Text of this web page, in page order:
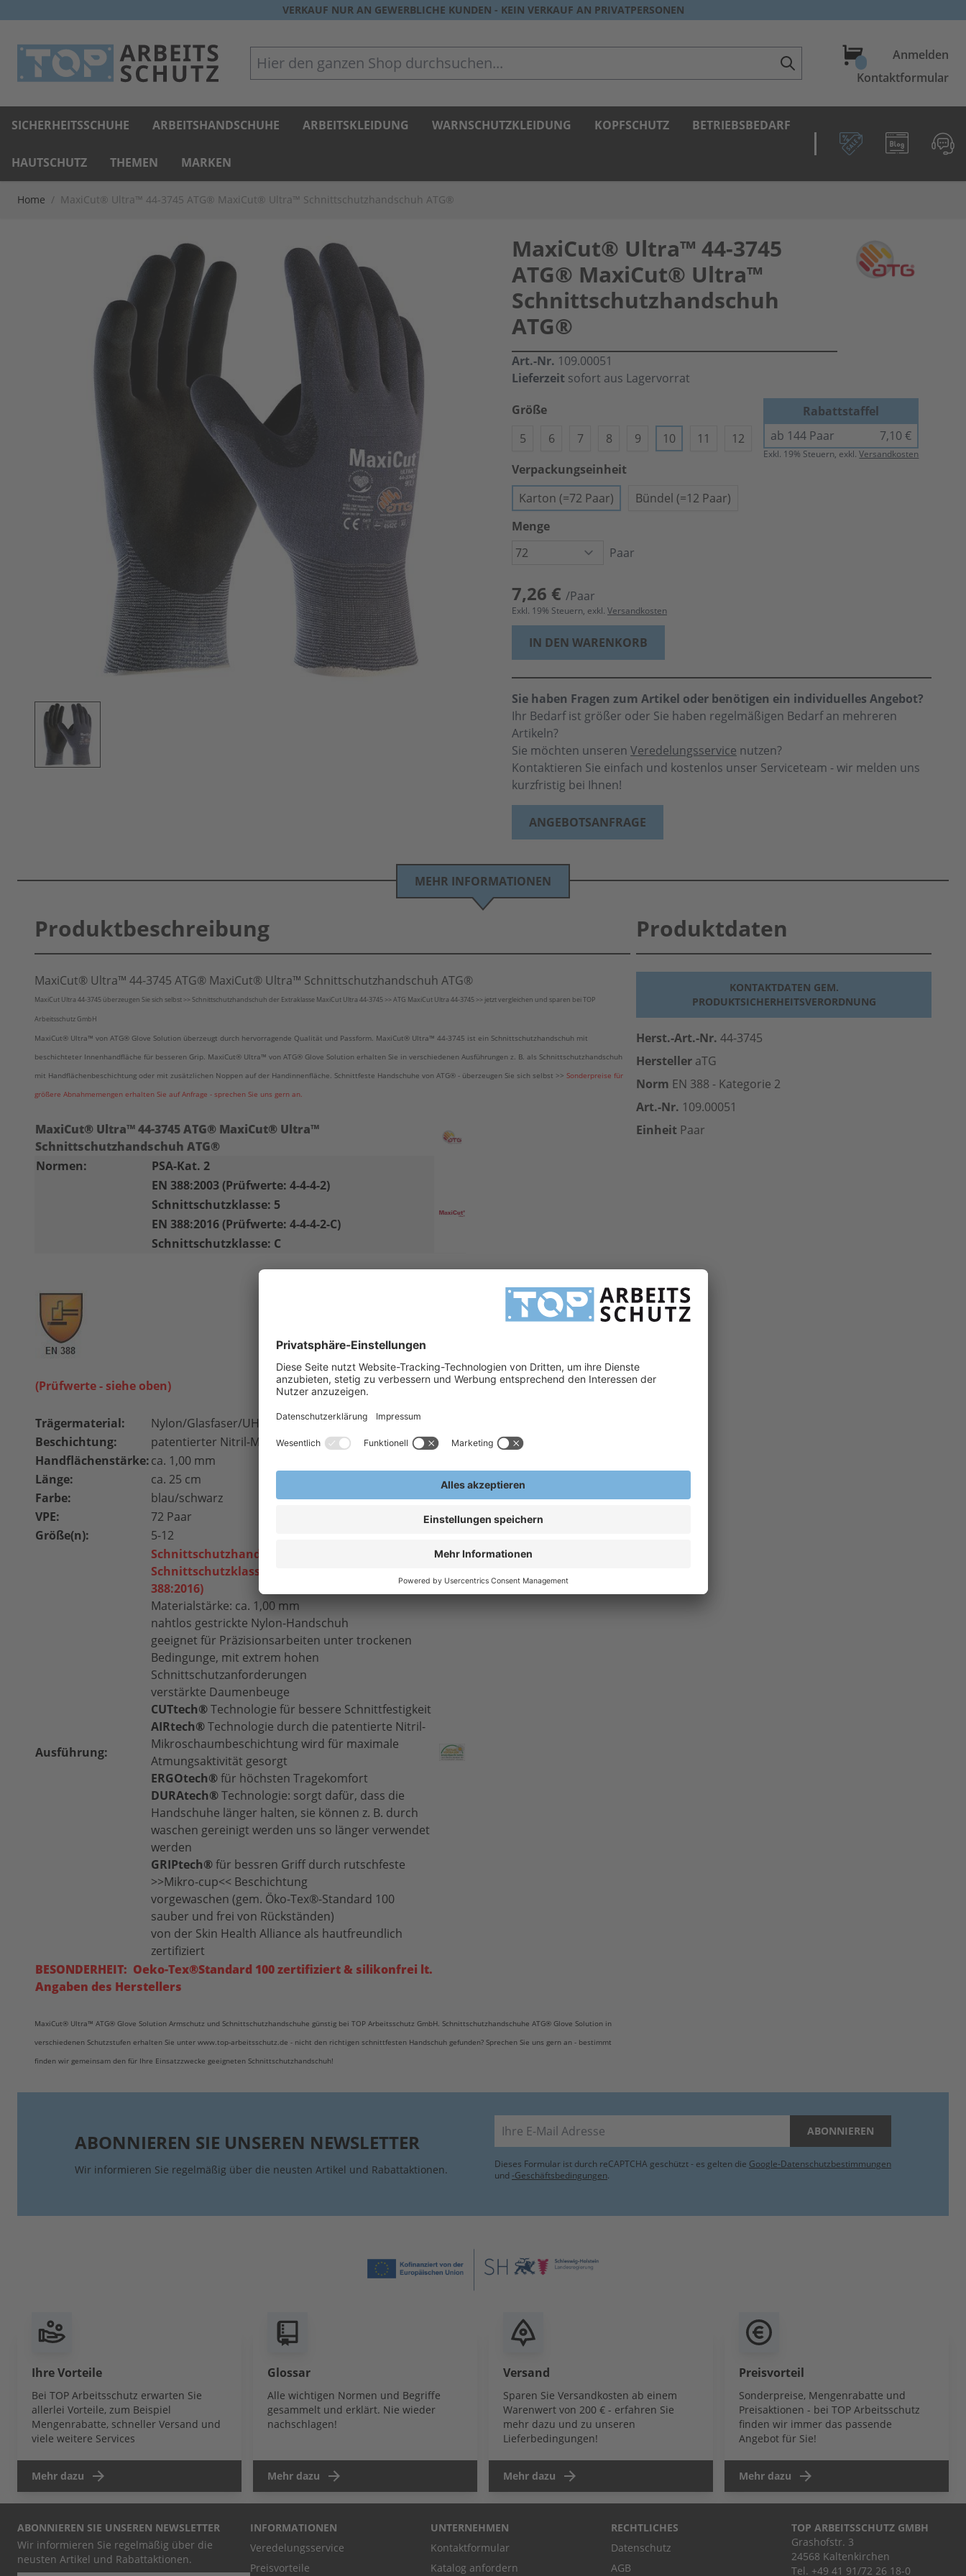
VERKAUF NUR AN GEWERBLICHE KUNDEN - KEIN VERKAUF AN PRIVATPERSONEN
Hier den ganzen Shop durchsuchen... WarenkorbAnmelden
Kontaktformular
SICHERHEITSSCHUHE ARBEITSHANDSCHUHE ARBEITSKLEIDUNG WARNSCHUTZKLEIDUNG KOPFSCHUTZ BETRIEBSBEDARF
HAUTSCHUTZ THEMEN MARKEN
Home / MaxiCut® Ultra™ 44-3745 ATG® MaxiCut® Ultra™ Schnittschutzhandschuh ATG®
MaxiCut® Ultra™ 44-3745
ATG® MaxiCut® Ultra™
Schnittschutzhandschuh
ATG®
Art.-Nr. 109.00051
Lieferzeit sofort aus Lagervorrat
Größe
5
6 7 8 9 10 11
12
Verpackungseinheit
Karton (=72 Paar)
Bündel (=12 Paar)
Menge
Paar
7,26 € /Paar
Exkl. 19% Steuern, exkl. Versandkosten
Rabattstaffel
ab 144 Paar
7,10 €
Exkl. 19% Steuern, exkl.Versandkosten
IN DEN WARENKORB
Sie haben Fragen zum Artikel oder benötigen ein individuelles Angebot?
Ihr Bedarf ist größer oder Sie haben regelmäßigen Bedarf an mehreren
Artikeln?
Sie möchten unseren Veredelungsservice nutzen?
Kontaktieren Sie einfach und kostenlos unser Serviceteam - wir melden uns
kurzfristig bei Ihnen!
ANGEBOTSANFRAGE
MEHR INFORMATIONEN
Produktbeschreibung
MaxiCut® Ultra™ 44-3745 ATG® MaxiCut® Ultra™ Schnittschutzhandschuh ATG®
MaxiCut Ultra 44-3745 überzeugen Sie sich selbst >> Schnittschutzhandschuh der Extraklasse MaxiCut Ultra 44-3745 >> ATG MaxiCut Ultra 44-3745 >> jetzt vergleichen und sparen bei TOP
Arbeitsschutz GmbH
MaxiCut® Ultra™ von ATG® Glove Solution überzeugt durch hervorragende Qualität und Passform. MaxiCut® Ultra™ 44-3745 ist ein Schnittschutzhandschuh mit
beschichteter Innenhandfläche für besseren Grip. MaxiCut® Ultra™ von ATG® Glove Solution erhalten Sie in verschiedenen Ausführungen z. B. als Schnittschutzhandschuh
mit Handflächenbeschichtung oder mit zusätzlichen Noppen auf der Handinnenfläche. Schnittfeste Handschuhe von ATG® - überzeugen Sie sich selbst >> Sonderpreise für
größere Abnahmemengen erhalten Sie auf Anfrage - sprechen Sie uns gern an.
MaxiCut® Ultra™ 44-3745 ATG® MaxiCut® Ultra™
Schnittschutzhandschuh ATG®
Normen:
PSA-Kat. 2
EN 388:2003 (Prüfwerte: 4-4-4-2)
Schnittschutzklasse: 5
EN 388:2016 (Prüfwerte: 4-4-4-2-C)
Schnittschutzklasse: C
(Prüfwerte - siehe oben)
Trägermaterial:
Nylon/Glasfaser/UHMWPE
Beschichtung:
patentierter Nitril-Mikroschaum
Handflächenstärke:ca. 1,00 mm
Länge:
ca. 25 cm
Farbe:
blau/schwarz
VPE:
72 Paar
Größe(n):
5-12
Ausführung:
Schnittschutzhandschuh der
Schnittschutzklasse: 4 (EN 388:2003) / C (EN
388:2016)
Materialstärke: ca. 1,00 mm
nahtlos gestrickte Nylon-Handschuh
geeignet für Präzisionsarbeiten unter trockenen
Bedingunge, mit extrem hohen
Schnittschutzanforderungen
verstärkte Daumenbeuge
CUTtech®Technologie für bessere Schnittfestigkeit
AIRtech®Technologie durch die patentierte Nitril-
Mikroschaumbeschichtung wird für maximale
Atmungsaktivität gesorgt
ERGOtech®für höchsten Tragekomfort
DURAtech®Technologie: sorgt dafür, dass die
Handschuhe länger halten, sie können z. B. durch
waschen gereinigt werden uns so länger verwendet
werden
GRIPtech®für bessren Griff durch rutschfeste
>>Mikro-cup<< Beschichtung
vorgewaschen (gem. Öko-Tex®-Standard 100
sauber und frei von Rückständen)
von der Skin Health Alliance als hautfreundlich
zertifiziert
BESONDERHEIT: Oeko-Tex®Standard 100 zertifiziert& silikonfrei lt.
Angaben des Herstellers
MaxiCut® Ultra™ ATG® Glove Solution Armschutz und Schnittschutzhandschuhe günstig bei TOP Arbeitsschutz GmbH. Schnittschutzhandschuhe ATG® Glove Solution in
verschiedenen Schutzstufen erhalten Sie unter www.top-arbeitsschutz.de - nicht den richtigen schnittfesten Handschuh gefunden? Sprechen Sie uns gern an - bestimmt
finden wir gemeinsam den für Ihre Einsatzzwecke geeigneten Schnittschutzhandschuh!
Produktdaten
KONTAKTDATEN GEM.
PRODUKTSICHERHEITSVERORDNUNG
Herst.-Art.-Nr. 44-3745
Hersteller aTG
Norm EN 388 - Kategorie 2
Art.-Nr. 109.00051
Einheit Paar
ABONNIEREN SIE UNSEREN NEWSLETTER
Wir informieren Sie regelmäßig über die neusten Artikel und Rabattaktionen.
E-Mail ABONNIEREN
Dieses Formular ist durch reCAPTCHA geschützt - es gelten die Google-Datenschutzbestimmungen
und -Geschäftsbedingungen.
Ihre Vorteile
Bei TOP Arbeitsschutz erwarten Sie
allerlei Vorteile, zum Beispiel
Mengenrabatte, schneller Versand und
viele weitere Services
Mehr dazu
Glossar
Alle wichtigen Normen und Begriffe
gesammelt und erklärt. Nie wieder
nachschlagen!
Mehr dazu
Versand
Sparen Sie Versandkosten ab einem
Warenwert von 200 € - erfahren Sie
mehr dazu und zu unseren
Lieferbedingungen!
Mehr dazu
Preisvorteil
Sonderpreise, Mengenrabatte und
Preisaktionen - bei TOP Arbeitsschutz
finden wir immer das passende
Angebot für Sie!
Mehr dazu
ABONNIEREN SIE UNSEREN NEWSLETTER
Wir informieren Sie regelmäßig über die
neusten Artikel und Rabattaktionen.
INFORMATIONEN
Veredelungsservice
Preisvorteile
UNTERNEHMEN
Kontaktformular
Katalog anfordern
RECHTLICHES
Datenschutz
AGB
TOP ARBEITSSCHUTZ GMBH
Grashofstr. 3
24568 Kaltenkirchen
Tel. +49 41 91/72 26 18-0